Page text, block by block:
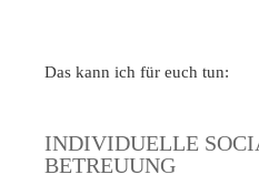
Das kann ich für euch tun:
INDIVIDUELLE
BETREUUNG